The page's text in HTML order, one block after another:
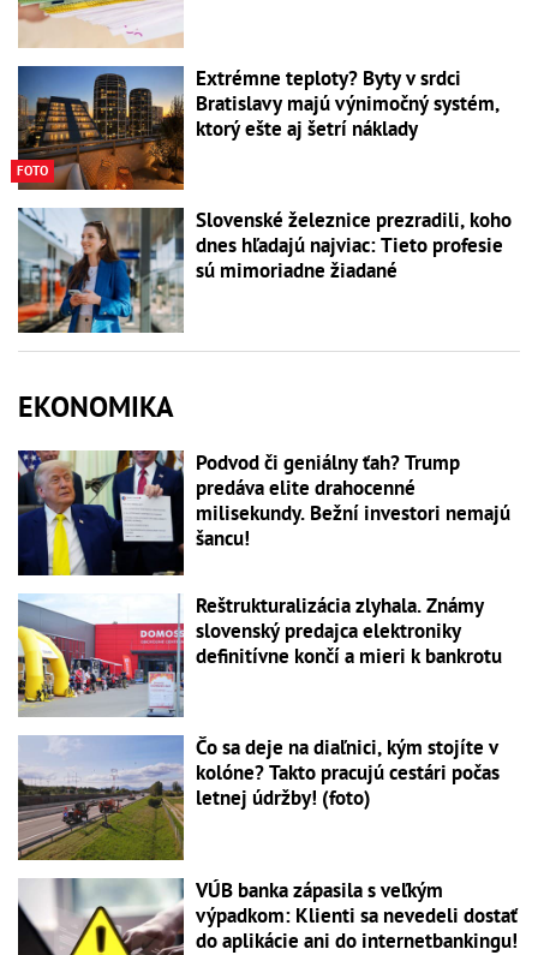
FOTO
Extrémne teploty? Byty v srdci
Bratislavy majú výnimočný systém,
ktorý ešte aj šetrí náklady
Slovenské železnice prezradili, koho
dnes hľadajú najviac: Tieto profesie
sú mimoriadne žiadané
EKONOMIKA
Podvod či geniálny ťah? Trump
predáva elite drahocenné
milisekundy. Bežní investori nemajú
šancu!
Reštrukturalizácia zlyhala. Známy
slovenský predajca elektroniky
definitívne končí a mieri k bankrotu
Čo sa deje na diaľnici, kým stojíte v
kolóne? Takto pracujú cestári počas
letnej údržby! (foto)
VÚB banka zápasila s veľkým
výpadkom: Klienti sa nevedeli dostať
do aplikácie ani do internetbankingu!